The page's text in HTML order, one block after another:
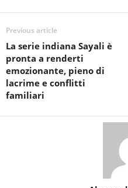
Previous article
La serie indiana Sayali è
pronta a renderti
emozionante, pieno di
lacrime e conflitti
familiari